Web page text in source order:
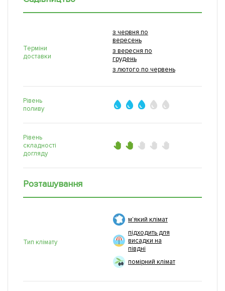
Терміни
доставки
з червня по
вересень
з вересня по
грудень
з лютого по червень
Рівень
поливу
Рівень
складності
догляду
Розташування
Тип клімату
м'який клімат
підходить для
висадки на
півдні
помірний клімат